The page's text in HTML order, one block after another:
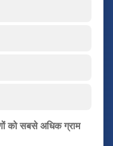
को सबसे अधिक ग्राम